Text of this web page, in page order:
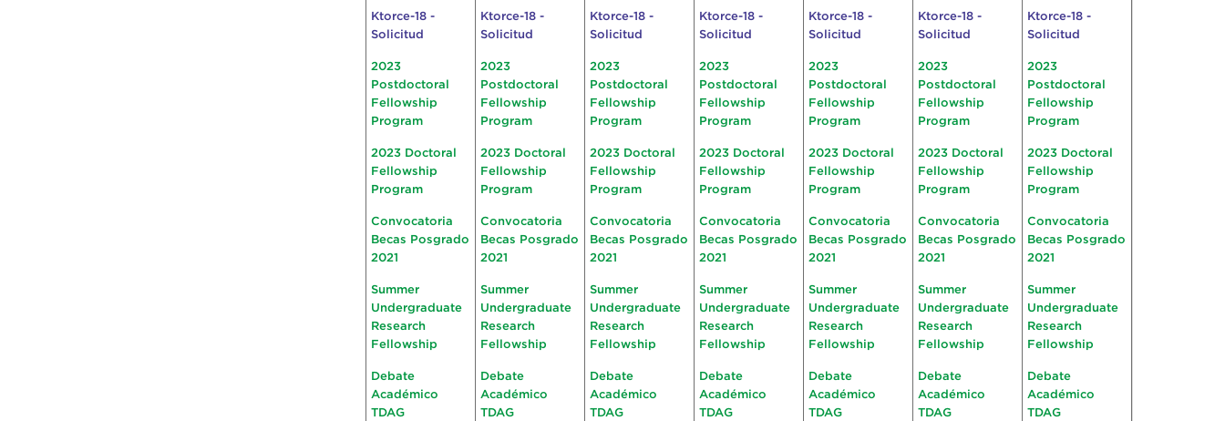
Ktorce-18 -
Solicitud
2023
Postdoctoral
Fellowship
Program
2023 Doctoral
Fellowship
Program
Convocatoria
Becas Posgrado
2021
Summer
Undergraduate
Research
Fellowship
Debate
Académico
TDAG
Ktorce-18 -
Solicitud
2023
Postdoctoral
Fellowship
Program
2023 Doctoral
Fellowship
Program
Convocatoria
Becas Posgrado
2021
Summer
Undergraduate
Research
Fellowship
Debate
Académico
TDAG
Ktorce-18 -
Solicitud
2023
Postdoctoral
Fellowship
Program
2023 Doctoral
Fellowship
Program
Convocatoria
Becas Posgrado
2021
Summer
Undergraduate
Research
Fellowship
Debate
Académico
TDAG
Ktorce-18 -
Solicitud
2023
Postdoctoral
Fellowship
Program
2023 Doctoral
Fellowship
Program
Convocatoria
Becas Posgrado
2021
Summer
Undergraduate
Research
Fellowship
Debate
Académico
TDAG
Ktorce-18 -
Solicitud
2023
Postdoctoral
Fellowship
Program
2023 Doctoral
Fellowship
Program
Convocatoria
Becas Posgrado
2021
Summer
Undergraduate
Research
Fellowship
Debate
Académico
TDAG
Ktorce-18 -
Solicitud
2023
Postdoctoral
Fellowship
Program
2023 Doctoral
Fellowship
Program
Convocatoria
Becas Posgrado
2021
Summer
Undergraduate
Research
Fellowship
Debate
Académico
TDAG
Ktorce-18 -
Solicitud
2023
Postdoctoral
Fellowship
Program
2023 Doctoral
Fellowship
Program
Convocatoria
Becas Posgrado
2021
Summer
Undergraduate
Research
Fellowship
Debate
Académico
TDAG